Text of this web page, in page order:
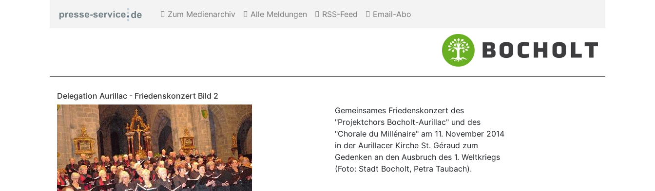
Zum Medienarchiv Alle Meldungen RSS-Feed Email-Abo
Delegation Aurillac - Friedenskonzert Bild 2
Gemeinsames Friedenskonzert des
"Projektchors Bocholt-Aurillac" und des
"Chorale du Millénaire" am 11. November 2014
in der Aurillacer Kirche St. Géraud zum
Gedenken an den Ausbruch des 1. Weltkriegs
(Foto: Stadt Bocholt, Petra Taubach).